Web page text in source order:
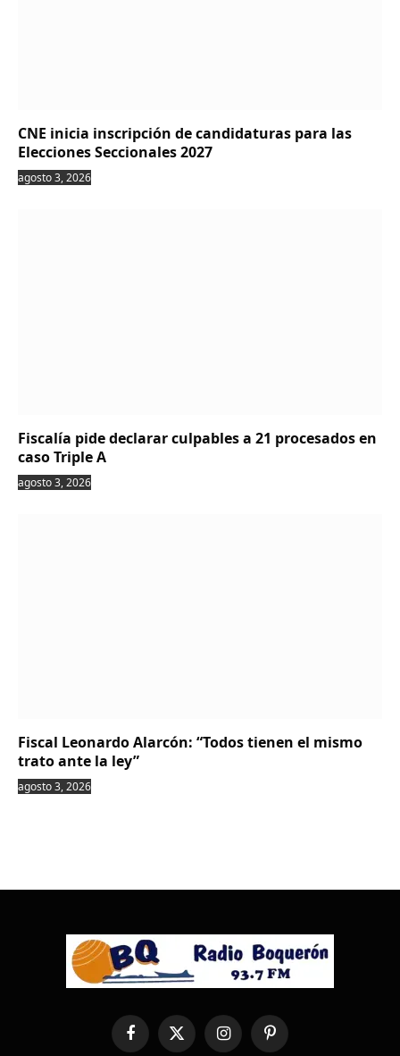
CNE inicia inscripción de candidaturas para las
Elecciones Seccionales 2027
agosto 3, 2026
Fiscalía pide declarar culpables a 21 procesados en
caso Triple A
agosto 3, 2026
Fiscal Leonardo Alarcón: “Todos tienen el mismo
trato ante la ley”
agosto 3, 2026
FacebookX
InstagramPinterest